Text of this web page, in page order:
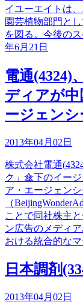
イユーエイトは
園芸植物部門と
を図る。今後の
年6月21日
電通(4324)
ディアが
ージェン
2013年04月02日
株式会社電通
ク」傘下のイー
ア・エージェン
（
ことで同社株主
ン広告のメディ
おける統合的な
日本調剤
2013年04月02日